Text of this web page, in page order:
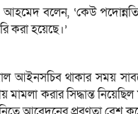
আহমেদ বলেন, ‘কেউ
করা হয়েছে।’
আইনসচিব থাকার সময়
করার সিদ্ধান্ত